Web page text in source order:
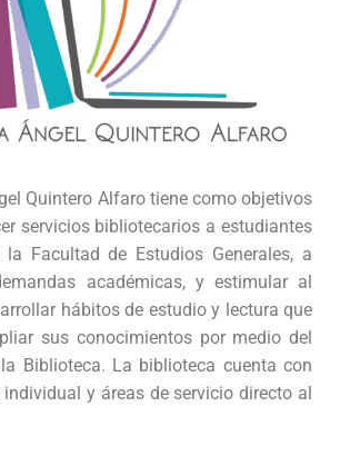
Quintero Alfaro tiene como objetivos
servicios bibliotecarios a estudiantes
Facultad de Estudios Generales, a
académicas, y estimular al
hábitos de estudio y lectura que
sus conocimientos por medio del
Biblioteca. La biblioteca cuenta con
y áreas de servicio directo al